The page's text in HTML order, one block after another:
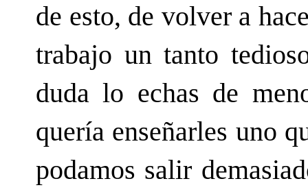
de esto, de volver a
trabajo un tanto
duda lo echas de
quería enseñarles uno
podamos salir